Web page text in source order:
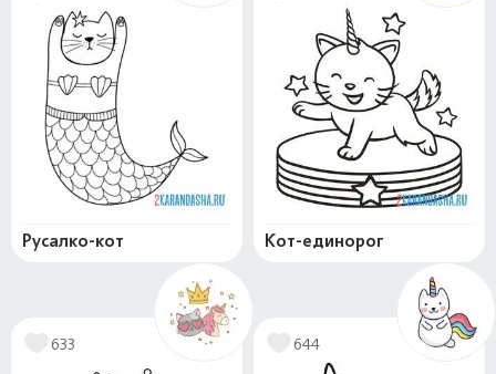
Русалко-кот Кот-единорог
633 644